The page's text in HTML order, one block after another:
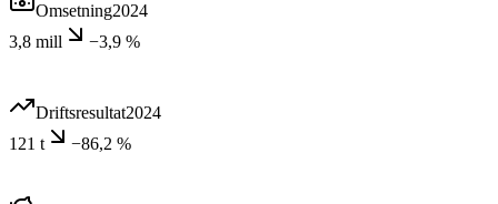
Omsetning2024
3,8 mill
−3,9 %
Driftsresultat2024
121 t
−86,2 %